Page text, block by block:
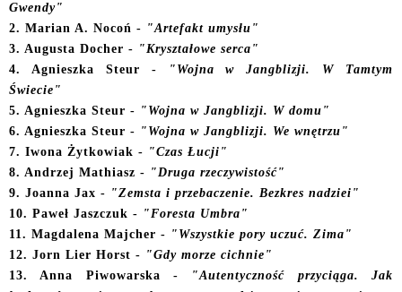
Gwendy"
2. Marian A. Nocoń - "Artefakt umysłu"
3. Augusta Docher - "Kryształowe serca"
4. Agnieszka Steur -
"Wojna w Jangblizji. W Tamtym
Świecie"
5. Agnieszka Steur - "Wojna w Jangblizji. W domu"
6. Agnieszka Steur - "Wojna w Jangblizji. We wnętrzu"
7. Iwona Żytkowiak - "Czas Łucji"
8. Andrzej Mathiasz - "Druga rzeczywistość"
9. Joanna Jax - "Zemsta i przebaczenie. Bezkres nadziei"
10. Paweł Jaszczuk - "Foresta Umbra"
11. Magdalena Majcher - "Wszystkie pory uczuć. Zima"
12. Jorn Lier Horst - "Gdy morze cichnie"
13. Anna Piwowarska -
"Autentyczność przyciąga. Jak